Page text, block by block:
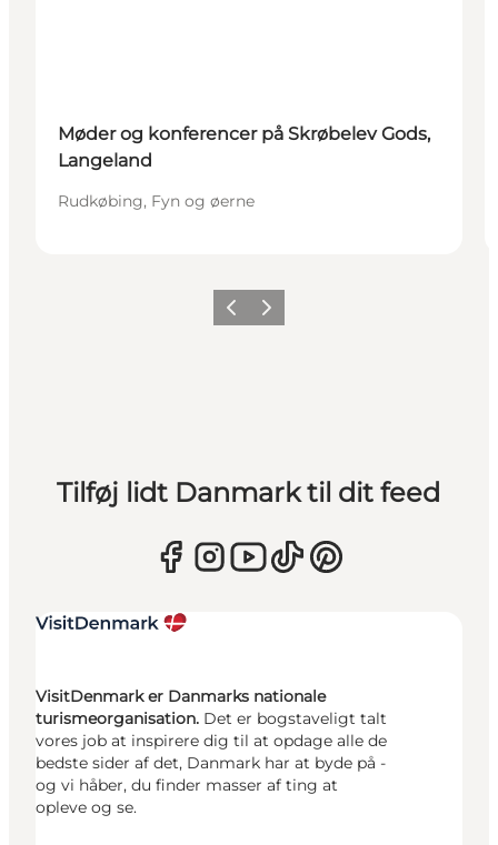
Møder og konferencer på Skrøbelev Gods,
Langeland
Rudkøbing, Fyn og øerne
ForrigeNæste
Tilføj lidt Danmark til dit feed
VisitDenmark er Danmarks nationale
turismeorganisation. Det er bogstaveligt talt
vores job at inspirere dig til at opdage alle de
bedste sider af det, Danmark har at byde på -
og vi håber, du finder masser af ting at
opleve og se.